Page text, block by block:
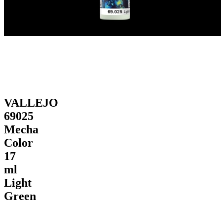
VALLEJO
69025
Mecha
Color
17
ml
Light
Green